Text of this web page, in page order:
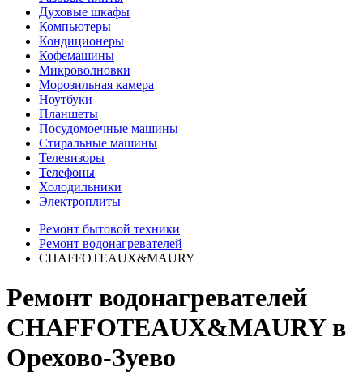
Духовые шкафы
Компьютеры
Кондиционеры
Кофемашины
Микроволновки
Морозильная камера
Ноутбуки
Планшеты
Посудомоечные машины
Стиральные машины
Телевизоры
Телефоны
Холодильники
Электроплиты
Ремонт бытовой техники
Ремонт водонагревателей
CHAFFOTEAUX&MAURY
Ремонт водонагревателей
CHAFFOTEAUX&MAURY в
Орехово-Зуево